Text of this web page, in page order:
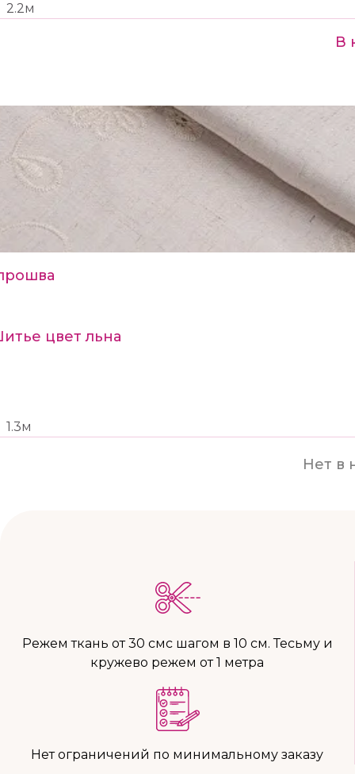
2.2м
В
цвет льна
1.3м
Нет в
Режем ткань от 30 смс шагом в 10 см. Тесьму и
кружево режем от 1 метра
Нет ограничений по минимальному заказу